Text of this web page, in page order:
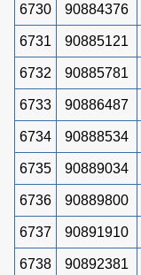
6730 90884376
6731 90885121
6732 90885781
6733 90886487
6734 90888534
6735 90889034
6736 90889800
6737 90891910
6738 90892381